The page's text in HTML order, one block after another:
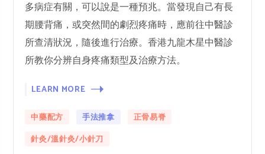
多病症有關，可以說是一種預兆。當發現自己有長
期腰背痛，或突然間的劇烈疼痛時，應前往中醫診
所查清狀況，隨後進行治療。香港九龍木星中醫診
所教你分辨自身疼痛類型及治療方法。
LEARN MORE
中藥配方 手法推拿
正骨易脊
針灸/溫針灸/小針刀